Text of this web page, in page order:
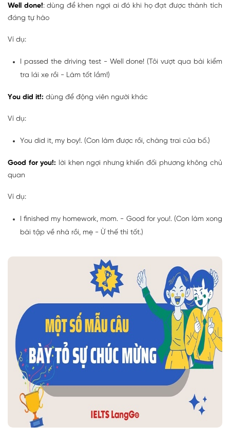
Well done!: dùng để khen ngợi ai đó khi họ đạt được thành tích
đáng tự hào
Ví dụ:
I passed the driving test - Well done! (Tôi vượt qua bài kiểm
tra lái xe rồi - Làm tốt lắm!)
You did it!: dùng để động viên người khác
Ví dụ:
You did it, my boy!. (Con làm được rồi, chàng trai của bố.)
Good for you!: lời khen ngợi nhưng khiến đối phương không chủ
quan
Ví dụ:
I finished my homework, mom. - Good for you!. (Con làm xong
bài tập về nhà rồi, mẹ - Ừ thế thì tốt.)